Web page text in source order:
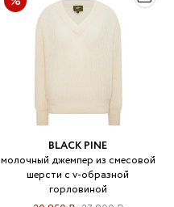
BLACK PINE
молочный джемпер из смесовой
шерсти с v-образной
горловиной